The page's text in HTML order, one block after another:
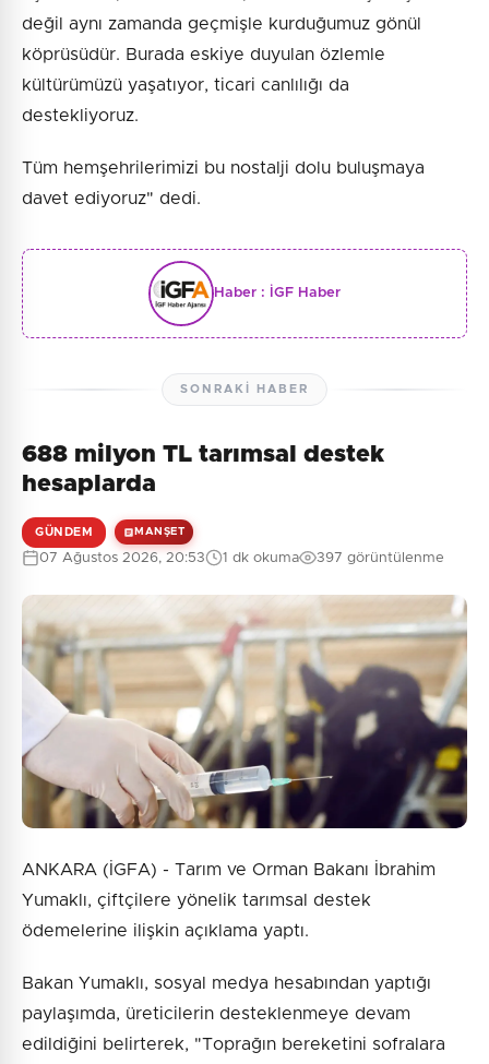
değil aynı zamanda geçmişle kurduğumuz gönül
köprüsüdür. Burada eskiye duyulan özlemle
kültürümüzü yaşatıyor, ticari canlılığı da
destekliyoruz.
Tüm hemşehrilerimizi bu nostalji dolu buluşmaya
davet ediyoruz" dedi.
Haber : İGF Haber
SONRAKI HABER
688 milyon TL tarımsal destek
hesaplarda
GÜNDEM MANŞET
07 Ağustos 2026, 20:53 1 dk okuma 397 görüntülenme
ANKARA (İGFA) - Tarım ve Orman Bakanı İbrahim
Yumaklı, çiftçilere yönelik tarımsal destek
ödemelerine ilişkin açıklama yaptı.
Bakan Yumaklı, sosyal medya hesabından yaptığı
paylaşımda, üreticilerin desteklenmeye devam
edildiğini belirterek, "Toprağın bereketini sofralara